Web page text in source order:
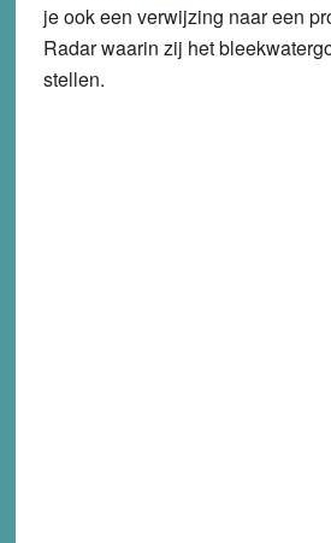
je ook een verwijzing naar een
Radar waarin zij het
stellen.